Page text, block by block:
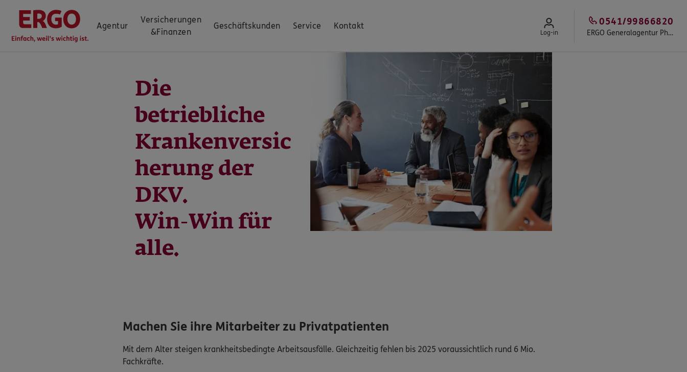
Agentur
Versicherungen
&Finanzen
Geschäftskunden Service Kontakt
Log-in ERGO Generalagentur Philipp Kompa
0541/99866820
Die
betriebliche
Krankenversic
herung der
DKV.
Win-Win für
alle.
Machen Sie ihre Mitarbeiter zu Privatpatienten
Mit dem Alter steigen krankheitsbedingte Arbeitsausfälle. Gleichzeitig fehlen bis 2025 voraussichtlich rund 6 Mio.
Fachkräfte.